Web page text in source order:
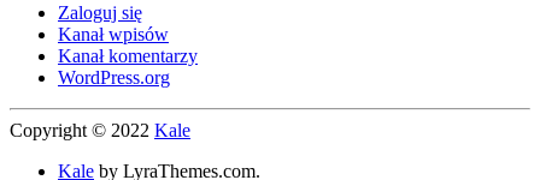
Zaloguj się
Kanał wpisów
Kanał komentarzy
WordPress.org
Copyright © 2022 Kale
Kale by LyraThemes.com.